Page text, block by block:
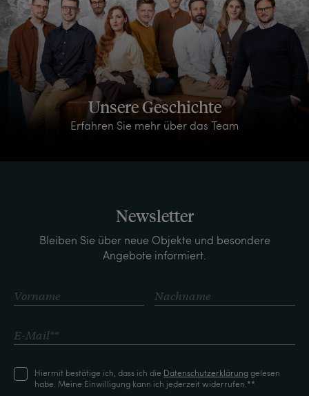
Unsere Geschichte
Erfahren Sie mehr über das Team
Newsletter
Bleiben Sie über neue Objekte und besondere
Angebote informiert.
Hiermit bestätige ich, dass ich die Daten­schutz­erklärunggelesen
habe. Meine Einwilligung kann ich jederzeit widerrufen.**